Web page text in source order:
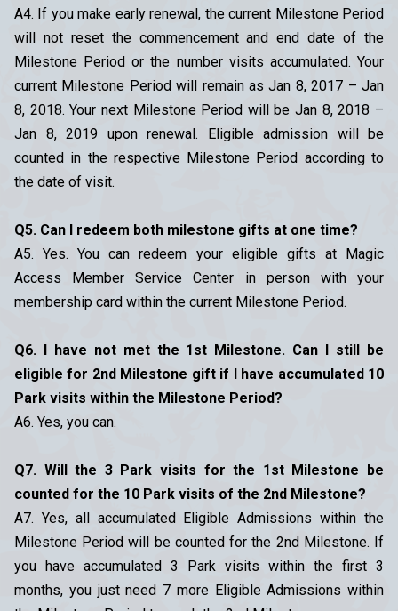
A4. If you make early renewal, the current Milestone Period
will not reset the commencement and end date of the
Milestone Period or the number visits accumulated. Your
current Milestone Period will remain as Jan 8, 2017 – Jan
8, 2018. Your next Milestone Period will be Jan 8, 2018 –
Jan 8, 2019 upon renewal. Eligible admission will be
counted in the respective Milestone Period according to
the date of visit.
Q5. Can I redeem both milestone gifts at one time?
A5. Yes. You can redeem your eligible gifts at Magic
Access Member Service Center in person with your
membership card within the current Milestone Period.
Q6. I have not met the 1st Milestone. Can I still be
eligible for 2nd Milestone gift if I have accumulated 10
Park visits within the Milestone Period?
A6. Yes, you can.
Q7. Will the 3 Park visits for the 1st Milestone be
counted for the 10 Park visits of the 2nd Milestone?
A7. Yes, all accumulated Eligible Admissions within the
Milestone Period will be counted for the 2nd Milestone. If
you have accumulated 3 Park visits within the first 3
months, you just need 7 more Eligible Admissions within